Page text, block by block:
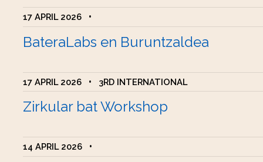
17 APRIL 2026 •
BateraLabs en Buruntzaldea
17 APRIL 2026 • 3RD INTERNATIONAL
Zirkular bat Workshop
14 APRIL 2026 •